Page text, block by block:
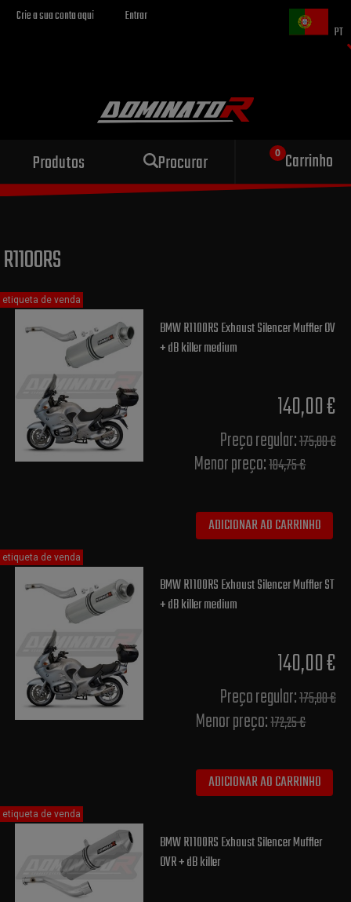
Crie a sua conta aqui
Entrar
PT
Produtos Procurar Carrinho
Escape esportivo
para sua motocicleta
R1100RS
BMW R1100RS Exhaust Silencer Muffler OV
+ dB killer medium
140,00 €
Preço regular:175,00 €
Menor preço:184,75 €
ADICIONAR AO CARRINHO
etiqueta de venda
BMW R1100RS Exhaust Silencer Muffler ST
+ dB killer medium
140,00 €
Preço regular:175,00 €
Menor preço:172,25 €
ADICIONAR AO CARRINHO
etiqueta de venda
BMW R1100RS Exhaust Silencer Muffler
OVR + dB killer
etiqueta de venda